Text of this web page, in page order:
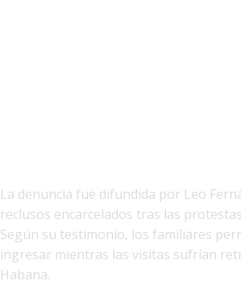
La denuncia fue difundida por Leo
reclusos encarcelados tras las
Según su testimonio, los familiares
ingresar mientras las visitas sufrían
Habana.